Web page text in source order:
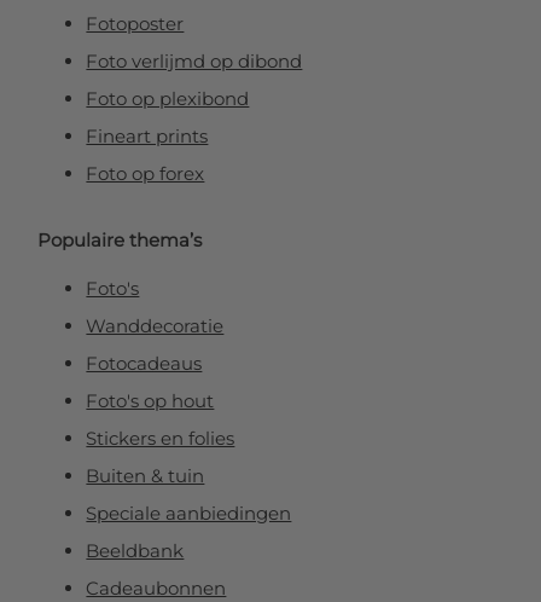
Fotoposter
Foto verlijmd op dibond
Foto op plexibond
Fineart prints
Foto op forex
Populaire thema’s
Foto's
Wanddecoratie
Fotocadeaus
Foto's op hout
Stickers en folies
Buiten & tuin
Speciale aanbiedingen
Beeldbank
Cadeaubonnen